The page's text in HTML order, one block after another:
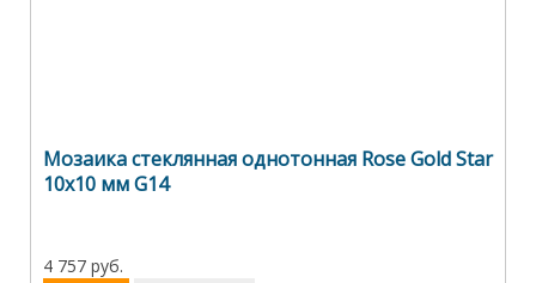
Мозаика стеклянная однотонная Rose Gold Star
10х10 мм G14
4 757 руб.